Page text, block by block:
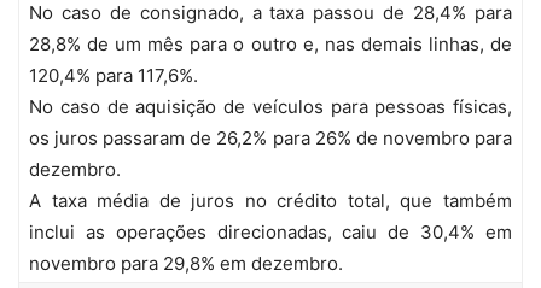
No caso de consignado, a taxa passou de 28,4% para
28,8% de um mês para o outro e, nas demais linhas, de
120,4% para 117,6%.
No caso de aquisição de veículos para pessoas físicas,
os juros passaram de 26,2% para 26% de novembro para
dezembro.
A taxa média de juros no crédito total, que também
inclui as operações direcionadas, caiu de 30,4% em
novembro para 29,8% em dezembro.